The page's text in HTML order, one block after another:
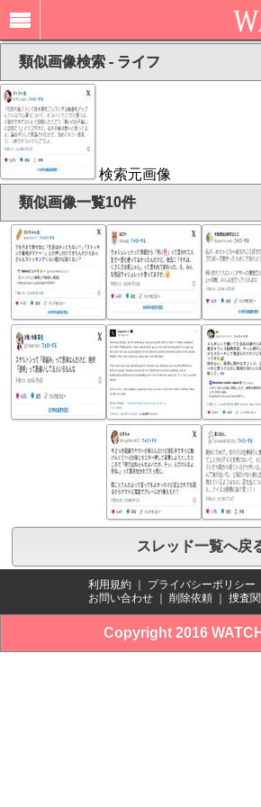
類似画像検索 - ライフ
検索元画像
類似画像一覧10件
スレッド一覧へ戻
利用規約 プライバシーポリシー
お問い合わせ
削除依頼 捜査
Copyright 2016